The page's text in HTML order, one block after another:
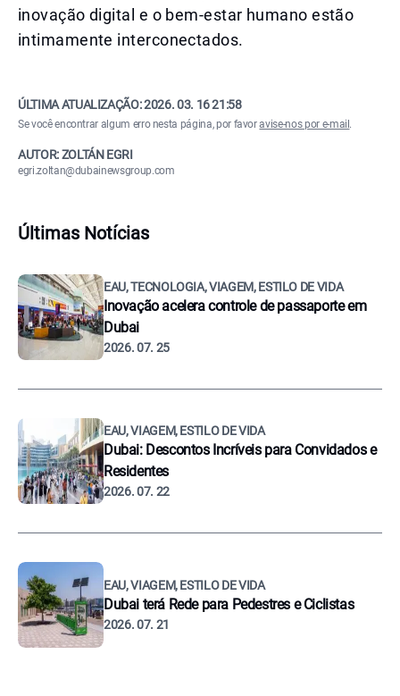
inovação digital e o bem-estar humano estão
intimamente interconectados.
ÚLTIMA ATUALIZAÇÃO:2026. 03. 16 21:58
Se você encontrar algum erro nesta página, por favoravise-nos por e-mail .
AUTOR: ZOLTÁN EGRI
egri.zoltan@dubainewsgroup.com
Últimas Notícias
EAU, TECNOLOGIA, VIAGEM, ESTILO DE VIDA
Inovação acelera controle de passaporte em
Dubai
2026. 07. 25
EAU, VIAGEM, ESTILO DE VIDA
Dubai: Descontos Incríveis para Convidados e
Residentes
2026. 07. 22
EAU, VIAGEM, ESTILO DE VIDA
Dubai terá Rede para Pedestres e Ciclistas
2026. 07. 21